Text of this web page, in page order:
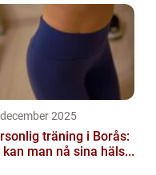
2025
träning i Borås:
kan man nå sina häls...